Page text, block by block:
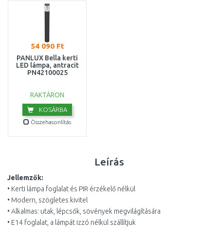
54 090 Ft
PANLUX Bella kerti
LED lámpa, antracit
PN42100025
RAKTÁRON
KOSÁRBA
Összehasonlítás
Leírás
Jellemzők:
• Kerti lámpa foglalat és PIR érzékelő nélkül
• Modern, szögletes kivitel
• Alkalmas: utak, lépcsők, sövények megvilágítására
• E14 foglalat, a lámpát izzó nélkül szállítjuk